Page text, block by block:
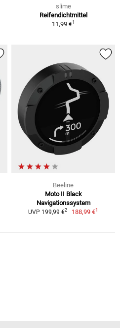
slime
Reifendichtmittel
11,99 €1
Beeline
Moto II Black
Navigationssystem
UVP 199,99 €2 188,99 €1